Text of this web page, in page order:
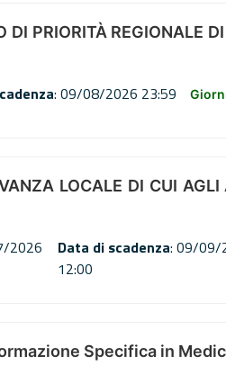
DI PRIORITÀ REGIONALE
: 09/08/2026 23:59
LOCALE DI CUI
2026
Data di scadenza: 09/09/
12:00
Specifica in